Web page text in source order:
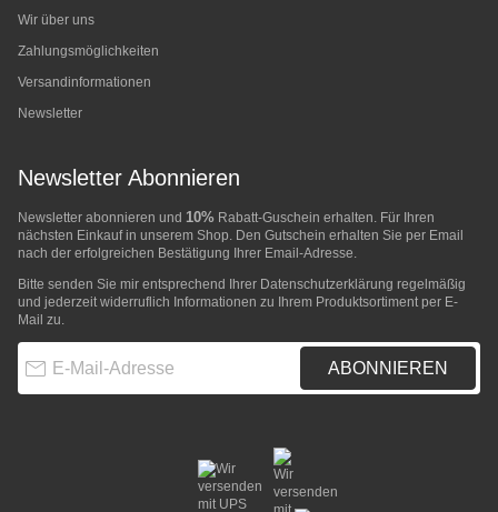
Wir über uns
Zahlungsmöglichkeiten
Versandinformationen
Newsletter
Newsletter Abonnieren
Newsletter abonnieren und 10% Rabatt-Guschein erhalten. Für Ihren
nächsten Einkauf in unserem Shop. Den Gutschein erhalten Sie per Email
nach der erfolgreichen Bestätigung Ihrer Email-Adresse.
Bitte senden Sie mir entsprechend Ihrer Datenschutzerklärung regelmäßig
und jederzeit widerruflich Informationen zu Ihrem Produktsortiment per E-
Mail zu.
ABONNIEREN